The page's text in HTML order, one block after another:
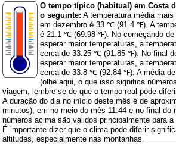
O tempo típico (habitual) em Costa
o seguinte: A temperatura média
em dezembro é 33 ℃ (91.4 ℉). A
é 21.1 ℃ (69.98 ℉). No começando de
esperar maior temperaturas, a
cerca de 33.25 ℃ (91.85 ℉). No final
esperar maior temperaturas, a
cerca de 33.8 ℃ (92.84 ℉). A média
(olhe aqui, o que isso significa
viagem, lembre-se de que o tempo real pode
A duração do dia no início deste mês é de
minutos), em no meio do mês 11:44 e no final do
números acima são válidos principalmente para a
É importante dizer que o clima pode diferir
altitudes, especialmente nas montanhas.